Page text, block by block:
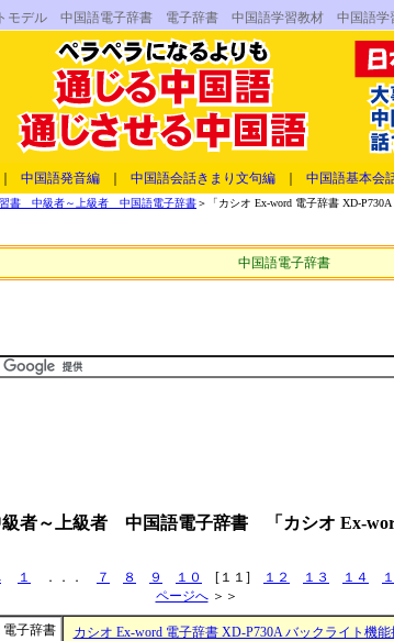
トモデル 中国語電子辞書 電子辞書 中国語学習教材 中国語
中国語発音編 中国語会話きまり文句編 中国語基本会
書 中級者～上級者 中国語電子辞書＞「カシオ Ex-word 電子辞書 XD-
中国語電子辞書
者～上級者 中国語電子辞書 「カシオ Ex-
１ ．．． ７ ８ ９ １０ [１１] １２ １３ １４
ページへ＞＞
カシオ Ex-word 電子辞書 XD-P730A バックライト機